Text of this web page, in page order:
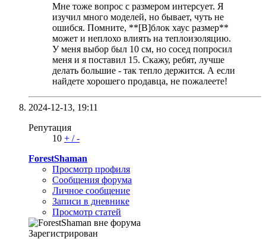
Мне тоже вопрос с размером интерсует. Я
изучил много моделей, но бывает, чуть не
ошибся. Помните, **[B]блок хаус размер**
может и неплохо влиять на теплоизоляцию.
У меня выбор был 10 см, но сосед попросил
меня и я поставил 15. Скажу, ребят, лучше
делать большие - так тепло держится. А если
найдете хорошего продавца, не пожалеете!
2024-12-13, 19:11
Репутация
10 + /-
ForestShaman
Просмотр профиля
Сообщения форума
Личное сообщение
Записи в дневнике
Просмотр статей
Зарегистрирован